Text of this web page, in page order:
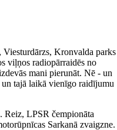
Viesturdārzs, Kronvalda parks
viļņos radiopārraidēs no
mani pierunāt. Nē - un
tajā laikā vienīgo raidījumu
Reiz, LPSR čempionāta
Sarkanā zvaigzne.